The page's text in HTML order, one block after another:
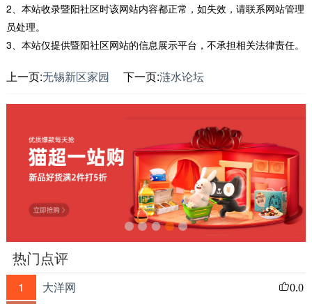
2、本站收录暨阳社区时该网站内容都正常，如失效，请联系网站管理
员处理。
3、本站仅提供暨阳社区网站的信息展示平台，不承担相关法律责任。
上一页:无锡新区家园 下一页:涟水论坛
热门点评
1 大洋网 0.0